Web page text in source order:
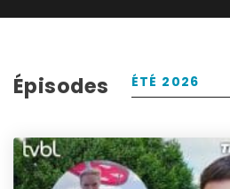
Épisodes ÉTÉ 2026